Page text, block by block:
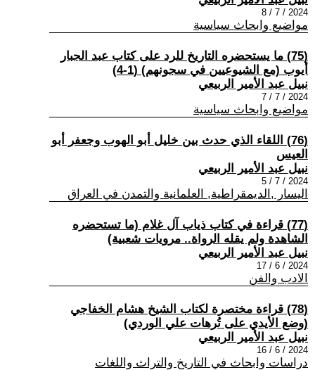
2024 / 7 / 8
مواضيع وابحاث سياسية
(75) ما يستحضره التاريخ للرد على كتاب عبد الجبار
أيوب (مع الشيوعيين في سجونهم) (1-4)
نبيل عبد الأمير الربيعي
2024 / 7 / 7
مواضيع وابحاث سياسية
(76) اللقاء الذي حدث بين خليل أبو الهوب وجعفر أبو
العيس
نبيل عبد الأمير الربيعي
2024 / 7 / 5
اليسار ,الديمقراطية, العلمانية والتمدن في العراق
(77) قراءة في كتاب ذياب آل غلام (ما تستحضره
الشاهدة ولم يقله الرواة.. مرويات شعبية)
نبيل عبد الأمير الربيعي
2024 / 6 / 17
الادب والفن
(78) قراءة مختصرة لكتاب الشيخ هشام الخفاجي
(وضع الأيدي على تُرهات علي الوردي)
نبيل عبد الأمير الربيعي
2024 / 6 / 16
دراسات وابحاث في التاريخ والتراث واللغات